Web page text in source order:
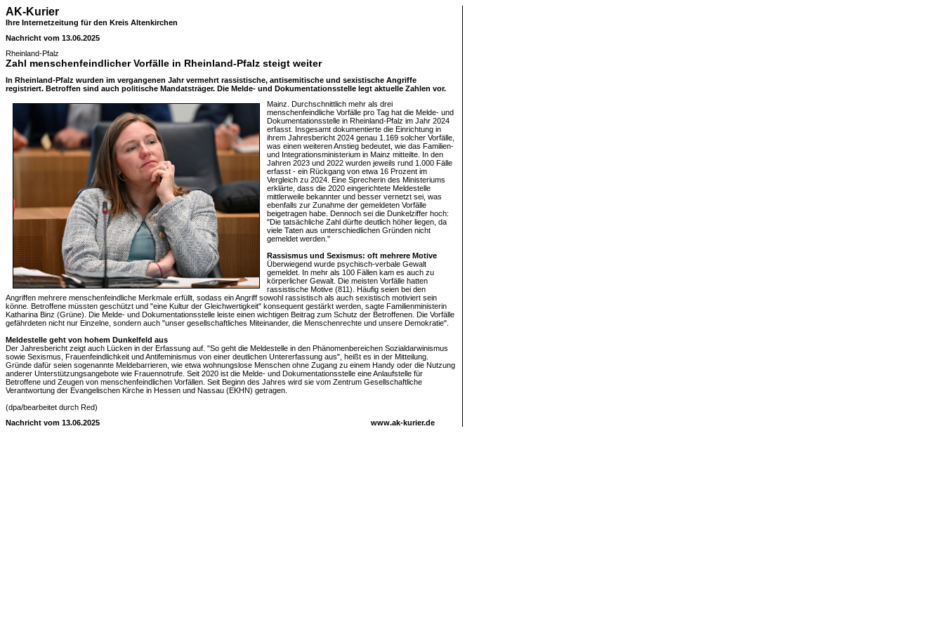
AK-Kurier
Ihre Internetzeitung für den Kreis Altenkirchen
Nachricht vom 13.06.2025
Rheinland-Pfalz
Zahl menschenfeindlicher Vorfälle in Rheinland-Pfalz steigt weiter
In Rheinland-Pfalz wurden im vergangenen Jahr vermehrt rassistische, antisemitische und sexistische Angriffe
registriert. Betroffen sind auch politische Mandatsträger. Die Melde- und Dokumentationsstelle legt aktuelle Zahlen vor.
Mainz. Durchschnittlich mehr als drei
menschenfeindliche Vorfälle pro Tag hat die Melde- und
Dokumentationsstelle in Rheinland-Pfalz im Jahr 2024
erfasst. Insgesamt dokumentierte die Einrichtung in
ihrem Jahresbericht 2024 genau 1.169 solcher Vorfälle,
was einen weiteren Anstieg bedeutet, wie das Familien-
und Integrationsministerium in Mainz mitteilte. In den
Jahren 2023 und 2022 wurden jeweils rund 1.000 Fälle
erfasst - ein Rückgang von etwa 16 Prozent im
Vergleich zu 2024. Eine Sprecherin des Ministeriums
erklärte, dass die 2020 eingerichtete Meldestelle
mittlerweile bekannter und besser vernetzt sei, was
ebenfalls zur Zunahme der gemeldeten Vorfälle
beigetragen habe. Dennoch sei die Dunkelziffer hoch:
"Die tatsächliche Zahl dürfte deutlich höher liegen, da
viele Taten aus unterschiedlichen Gründen nicht
gemeldet werden."
Rassismus und Sexismus: oft mehrere Motive
Überwiegend wurde psychisch-verbale Gewalt
gemeldet. In mehr als 100 Fällen kam es auch zu
körperlicher Gewalt. Die meisten Vorfälle hatten
rassistische Motive (811). Häufig seien bei den
Angriffen mehrere menschenfeindliche Merkmale erfüllt, sodass ein Angriff sowohl rassistisch als auch sexistisch motiviert sein
könne. Betroffene müssten geschützt und "eine Kultur der Gleichwertigkeit" konsequent gestärkt werden, sagte Familienministerin
Katharina Binz (Grüne). Die Melde- und Dokumentationsstelle leiste einen wichtigen Beitrag zum Schutz der Betroffenen. Die Vorfälle
gefährdeten nicht nur Einzelne, sondern auch "unser gesellschaftliches Miteinander, die Menschenrechte und unsere Demokratie".
Meldestelle geht von hohem Dunkelfeld aus
Der Jahresbericht zeigt auch Lücken in der Erfassung auf. "So geht die Meldestelle in den Phänomenbereichen Sozialdarwinismus
sowie Sexismus, Frauenfeindlichkeit und Antifeminismus von einer deutlichen Untererfassung aus", heißt es in der Mitteilung.
Gründe dafür seien sogenannte Meldebarrieren, wie etwa wohnungslose Menschen ohne Zugang zu einem Handy oder die Nutzung
anderer Unterstützungsangebote wie Frauennotrufe. Seit 2020 ist die Melde- und Dokumentationsstelle eine Anlaufstelle für
Betroffene und Zeugen von menschenfeindlichen Vorfällen. Seit Beginn des Jahres wird sie vom Zentrum Gesellschaftliche
Verantwortung der Evangelischen Kirche in Hessen und Nassau (EKHN) getragen.
(dpa/bearbeitet durch Red)
Nachricht vom 13.06.2025
www.ak-kurier.de